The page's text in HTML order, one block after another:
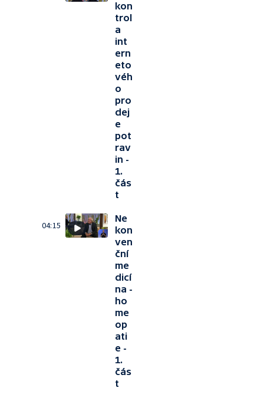
kon
trol
a
int
ern
eto
véh
o
pro
dej
e
pot
rav
in -
1.
čás
t
04:15
Ne
kon
ven
ční
me
dicí
na -
ho
me
op
ati
e -
1.
čás
t